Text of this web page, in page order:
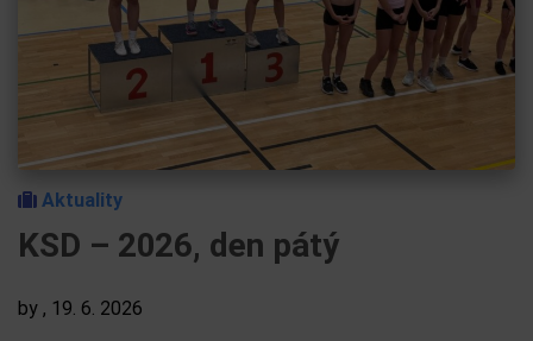
Aktuality
KSD – 2026, den pátý
by , 19. 6. 2026